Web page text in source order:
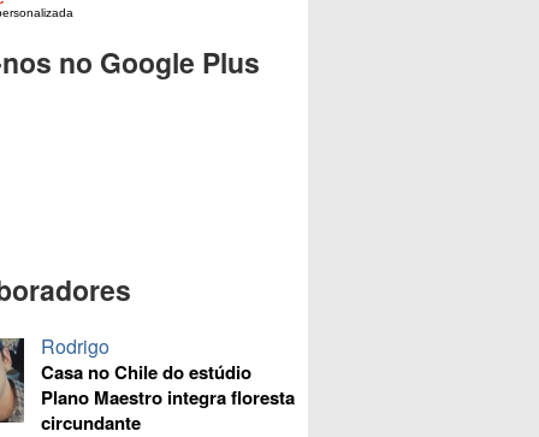
no Google Plus
Rodrigo
Casa no Chile do estúdio
Plano Maestro integra floresta
circundante